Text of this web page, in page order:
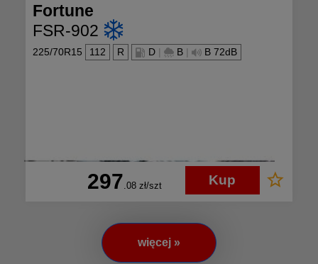
Fortune
FSR-902
225/70R15 112 R D | B | B 72dB
297.08zł/szt Kup
więcej »